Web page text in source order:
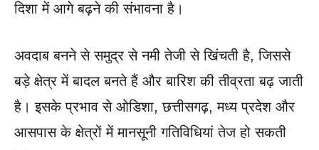
दिशा में आगे बढ़ने की संभावना है।
अवदाब बनने से समुद्र से नमी तेजी से खिंचती है, जिससे
बड़े क्षेत्र में बादल बनते हैं और बारिश की तीव्रता बढ़ जाती
है। इसके प्रभाव से ओडिशा, छत्तीसगढ़, मध्य प्रदेश और
आसपास के क्षेत्रों में मानसूनी गतिविधियां तेज हो सकती